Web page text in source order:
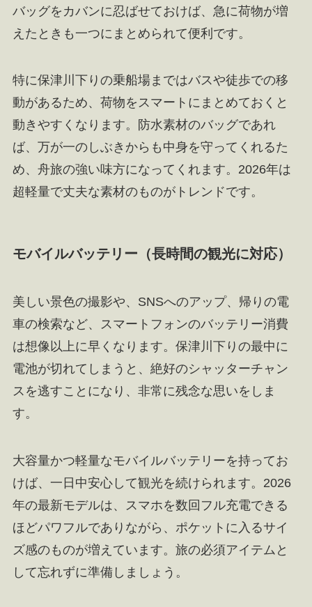
バッグをカバンに忍ばせておけば、急に荷物が増
えたときも一つにまとめられて便利です。
特に保津川下りの乗船場まではバスや徒歩での移
動があるため、荷物をスマートにまとめておくと
動きやすくなります。防水素材のバッグであれ
ば、万が一のしぶきからも中身を守ってくれるた
め、舟旅の強い味方になってくれます。2026年は
超軽量で丈夫な素材のものがトレンドです。
モバイルバッテリー（長時間の観光に対応）
美しい景色の撮影や、SNSへのアップ、帰りの電
車の検索など、スマートフォンのバッテリー消費
は想像以上に早くなります。保津川下りの最中に
電池が切れてしまうと、絶好のシャッターチャン
スを逃すことになり、非常に残念な思いをしま
す。
大容量かつ軽量なモバイルバッテリーを持ってお
けば、一日中安心して観光を続けられます。2026
年の最新モデルは、スマホを数回フル充電できる
ほどパワフルでありながら、ポケットに入るサイ
ズ感のものが増えています。旅の必須アイテムと
して忘れずに準備しましょう。